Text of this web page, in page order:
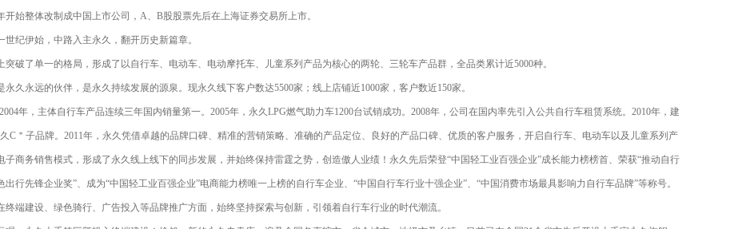
开始整体改制成中国上市公司，A、B股股票先后在上海证券交易所上市。
世纪伊始，中路入主永久，翻开历史新篇章。
突破了单一的格局，形成了以自行车、电动车、电动摩托车、儿童系列产品为核心的两轮、三轮车产品群，全品类累计近5000种。
永久永远的伙伴，是永久持续发展的源泉。现永久线下客户数达5500家；线上店铺近1000家，客户数近150家。
年，主体自行车产品连续三年国内销量第一。2005年，永久LPG燃气助力车1200台试销成功。2008年，公司在国内率先引入公共自行车租赁系统。2010年，建
C＂子品牌。2011年，永久凭借卓越的品牌口碑、精准的营销策略、准确的产品定位、良好的产品口碑、优质的客户服务，开启自行车、电动车以及儿童系列产
子商务销售模式，形成了永久线上线下的同步发展，并始终保持雷霆之势，创造傲人业绩！永久先后荣登“中国轻工业百强企业”成长能力榜榜首、荣获“推动自行
出行先锋企业奖”、成为“中国轻工业百强企业”电商能力榜唯一上榜的自行车企业、“中国自行车行业十强企业”、“中国消费市场最具影响力自行车品牌”等称号。
终端建设、绿色骑行、广告投入等品牌推广方面，始终坚持探索与创新，引领着自行车行业的时代潮流。